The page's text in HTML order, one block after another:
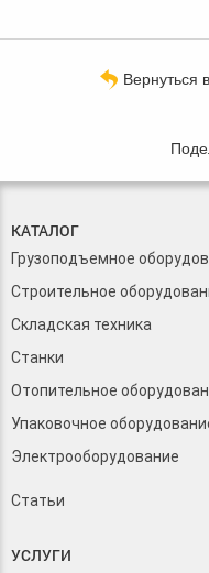
КАТАЛОГ
Грузоподъемное
Строительное
Складская техника
Станки
Отопительное
Упаковочное
Электрооборудование
Статьи
УСЛУГИ